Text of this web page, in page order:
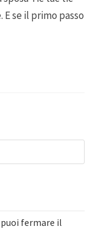
se il primo passo
puoi fermare il